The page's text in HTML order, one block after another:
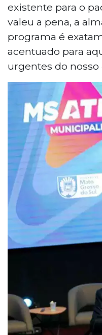
existente para o
valeu a pena, a
programa é
acentuado para
urgentes do nosso